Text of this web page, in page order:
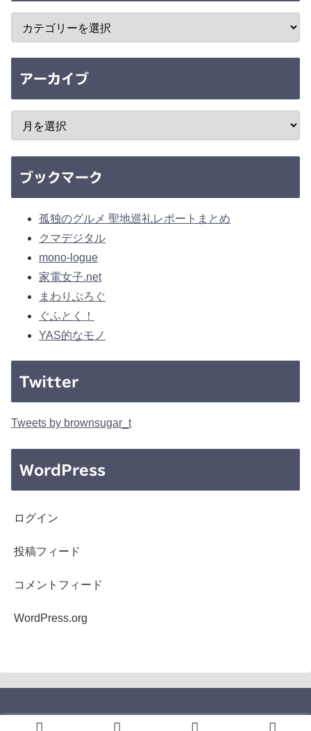
アーカイブ
ブックマーク
孤独のグルメ 聖地巡礼レポートまとめ
クマデジタル
mono-logue
家電女子.net
まわりぶろぐ
ぐふとく！
YAS的なモノ
Twitter
Tweets by brownsugar_t
WordPress
ログイン
投稿フィード
コメントフィード
WordPress.org